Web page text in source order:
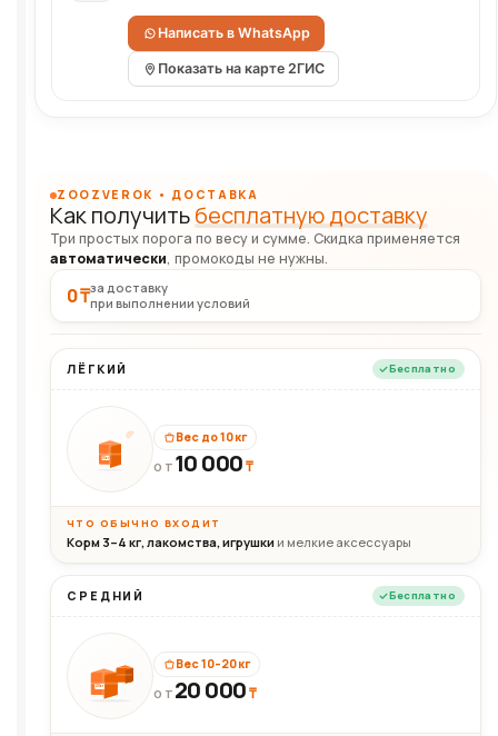
Написать в WhatsApp
Показать на карте 2ГИС
ZOOZVEROK • ДОСТАВКА
Как получитьбесплатную доставку
Три простых порога по весу и сумме. Скидка применяется
автоматически, промокоды не нужны.
0 ₸за доставку
при выполнении условий
ЛЁГКИЙ Бесплатно
10кг
Вес до 10 кг
ОТ 10 000₸
ЧТО ОБЫЧНО ВХОДИТ
Корм 3–4 кг, лакомства, игрушки и мелкие аксессуары
СРЕДНИЙ Бесплатно
20кг
Вес 10–20 кг
ОТ 20 000₸